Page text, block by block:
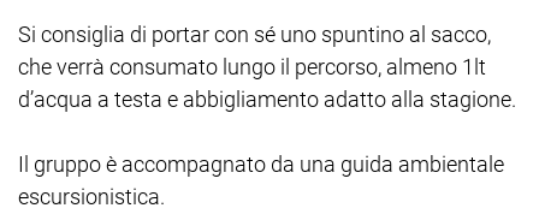
Si consiglia di portar con sé uno spuntino al sacco,
che verrà consumato lungo il percorso, almeno 1lt
d’acqua a testa e abbigliamento adatto alla stagione.
Il gruppo è accompagnato da una guida ambientale
escursionistica.